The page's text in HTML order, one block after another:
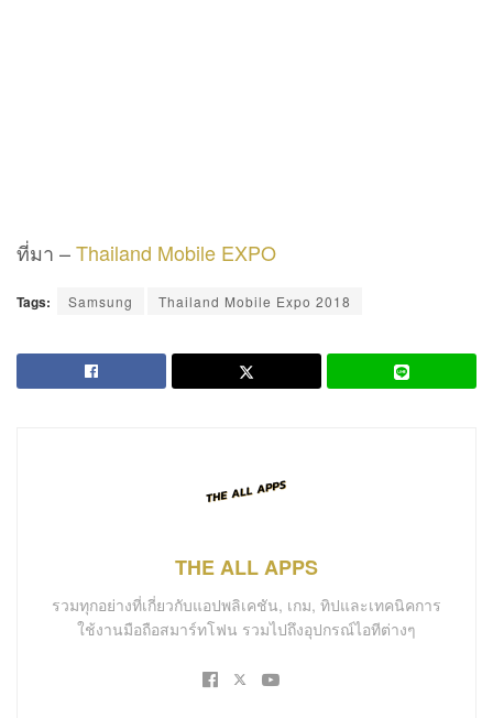
ที่มา –Thailand Mobile EXPO
Tags: Samsung Thailand Mobile Expo 2018
THE ALL APPS
รวมทุกอย่างที่เกี่ยวกับแอปพลิเคชัน, เกม, ทิปและเทคนิคการ
ใช้งานมือถือสมาร์ทโฟน รวมไปถึงอุปกรณ์ไอทีต่างๆ